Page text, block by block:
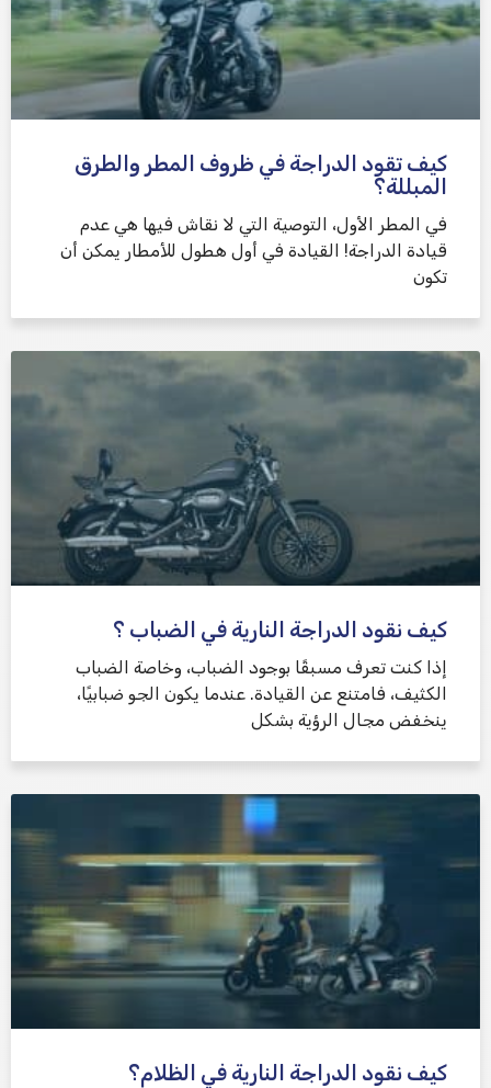
كيف تقود الدراجة في ظروف المطر والطرق
المبللة؟
في المطر الأول، التوصية التي لا نقاش فيها هي عدم
قيادة الدراجة! القيادة في أول هطول للأمطار يمكن أن
تكون
كيف نقود الدراجة النارية في الضباب ؟
إذا كنت تعرف مسبقًا بوجود الضباب، وخاصة الضباب
الكثيف، فامتنع عن القيادة. عندما يكون الجو ضبابيًا،
ينخفض ​​مجال الرؤية بشكل
كيف نقود الدراجة النارية في الظلام؟